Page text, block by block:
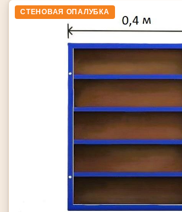
СТЕНОВАЯ ОПАЛУБКА